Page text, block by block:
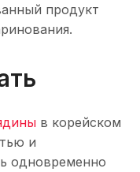
продукт
в корейском
и
одновременно